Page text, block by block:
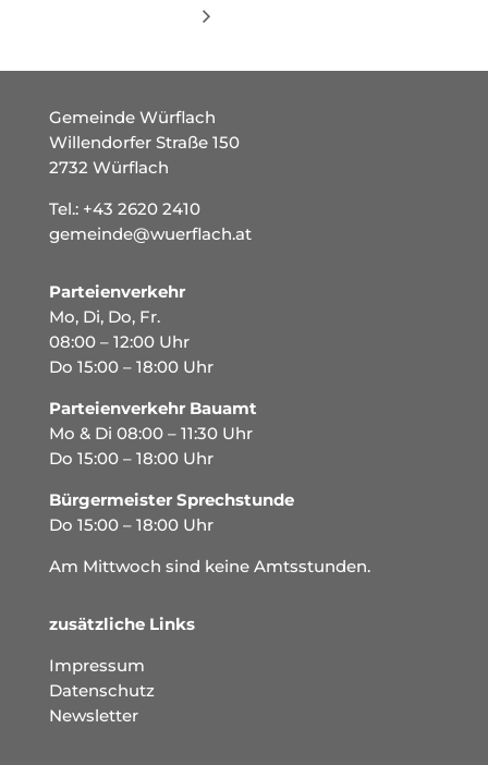
Gemeinde Würflach
Willendorfer Straße 150
2732 Würflach
Tel.: +43 2620 2410
gemeinde@wuerflach.at
Parteienverkehr
Mo, Di, Do, Fr.
08:00 – 12:00 Uhr
Do 15:00 – 18:00 Uhr
Parteienverkehr Bauamt
Mo & Di 08:00 – 11:30 Uhr
Do 15:00 – 18:00 Uhr
Bürgermeister Sprechstunde
Do 15:00 – 18:00 Uhr
Am Mittwoch sind keine Amtsstunden.
zusätzliche Links
Impressum
Datenschutz
Newsletter